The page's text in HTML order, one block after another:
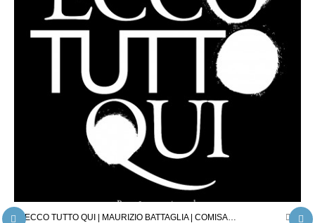
ECCO TUTTO QUI | MAURIZIO BATTAGLIA | COMISARIO : JORDI PALLARÈS | 26.04.25 – 24.05.25